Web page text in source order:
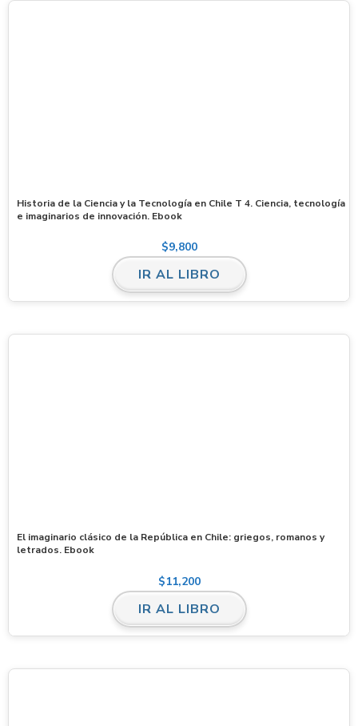
Historia de la Ciencia y la Tecnología en Chile T 4. Ciencia, tecnología
e imaginarios de innovación. Ebook
$9,800
IR AL LIBRO
El imaginario clásico de la República en Chile: griegos, romanos y
letrados. Ebook
$11,200
IR AL LIBRO